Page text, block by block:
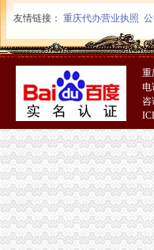
【2017年重庆欧仕琦进出口贸
进出口
国家石油和化工网数据频道国
进出口|进出口贸易信息
重庆注销税务
【重庆高级税务经理招聘信息
重庆市地方税务局关于转发《
重庆公司注销
福建三元达通讯股份有限公司
重庆市品批发企业注销《品经
营业执照注销
【北京_代理公司注销营业执照
【北京_信息公司注销营业执照
重庆分公司注销
【工商注册、代理记账、整理
友情链接： 重庆代办营业执照
重
电
咨